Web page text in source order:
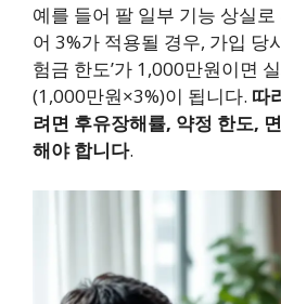
예를 들어 팔 일부 기능 상실
어 3%가 적용될 경우, 가입 당
험금 한도’가 1,000만원이면
(1,000만원×3%)이 됩니다. 따
려면 후유장해률, 약정 한도,
해야 합니다.